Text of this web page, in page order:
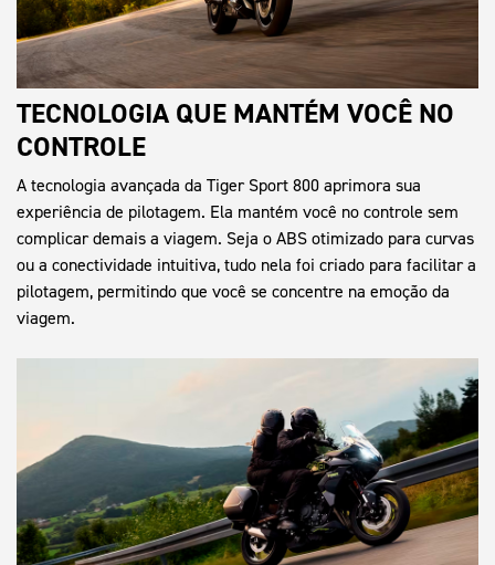
TECNOLOGIA QUE MANTÉM VOCÊ NO
CONTROLE
A tecnologia avançada da Tiger Sport 800 aprimora sua
experiência de pilotagem. Ela mantém você no controle sem
complicar demais a viagem. Seja o ABS otimizado para curvas
ou a conectividade intuitiva, tudo nela foi criado para facilitar a
pilotagem, permitindo que você se concentre na emoção da
viagem.